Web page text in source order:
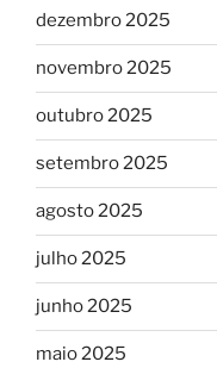
dezembro 2025
novembro 2025
outubro 2025
setembro 2025
agosto 2025
julho 2025
junho 2025
maio 2025